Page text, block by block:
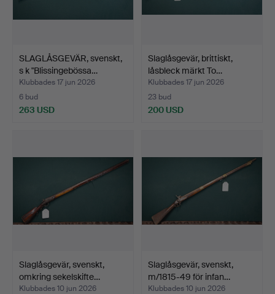
SLAGLÅSGEVÄR, svenskt,
s k "Blissingebössa…
Klubbades 17 jun 2026
6 bud
263 USD
Slaglåsgevär, brittiskt,
låsbleck märkt To…
Klubbades 17 jun 2026
23 bud
200 USD
Slaglåsgevär, svenskt,
omkring sekelskifte…
Klubbades 10 jun 2026
Slaglåsgevär, svenskt,
m/1815-49 för infan…
Klubbades 10 jun 2026